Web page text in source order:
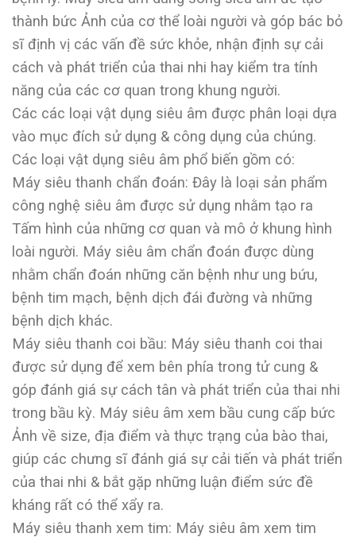
thành bức Ảnh của cơ thể loài người và góp bác bỏ
sĩ định vị các vấn đề sức khỏe, nhận định sự cải
cách và phát triển của thai nhi hay kiểm tra tính
năng của các cơ quan trong khung người.
Các các loại vật dụng siêu âm được phân loại dựa
vào mục đích sử dụng & công dụng của chúng.
Các loại vật dụng siêu âm phổ biến gồm có:
Máy siêu thanh chẩn đoán: Đây là loại sản phẩm
công nghệ siêu âm được sử dụng nhằm tạo ra
Tấm hình của những cơ quan và mô ở khung hình
loài người. Máy siêu âm chẩn đoán được dùng
nhằm chẩn đoán những căn bệnh như ung bứu,
bệnh tim mạch, bệnh dịch đái đường và những
bệnh dịch khác.
Máy siêu thanh coi bầu: Máy siêu thanh coi thai
được sử dụng để xem bên phía trong tử cung &
góp đánh giá sự cách tân và phát triển của thai nhi
trong bầu kỳ. Máy siêu âm xem bầu cung cấp bức
Ảnh về size, địa điểm và thực trạng của bào thai,
giúp các chưng sĩ đánh giá sự cải tiến và phát triển
của thai nhi & bắt gặp những luận điểm sức đề
kháng rất có thể xẩy ra.
Máy siêu thanh xem tim: Máy siêu âm xem tim